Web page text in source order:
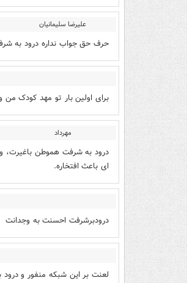
علیرضا سلیمانیان
حرف حق جواب نداره درود به
برای اولین بار تو مهد کودک
مهرداد
درود به شرفت هموطن باغیرت،
ای باعث افتخاره.
درودبرشرفت احسنت به وجدانت
لعنت بر این شبکه منفور و